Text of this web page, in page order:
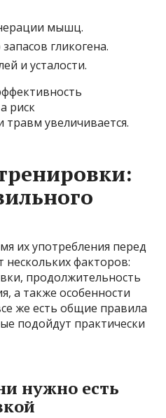
мышц.
гликогена.
и усталости.
риск
увеличивается.
их употребления перед
нескольких факторов:
продолжительность
а также особенности
же есть общие правила
подойдут практически
нужно есть